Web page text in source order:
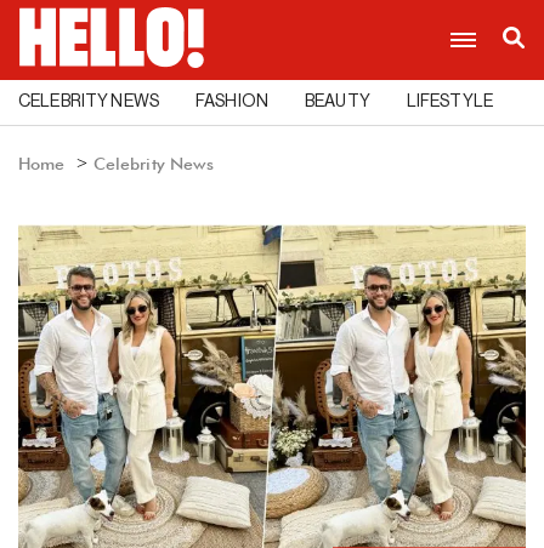
CELEBRITY NEWS FASHION BEAUTY LIFESTYLE
Home Celebrity News